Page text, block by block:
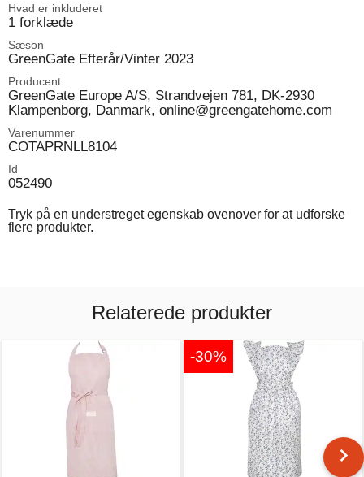
Hvad er inkluderet
1 forklæde
Sæson
GreenGate Efterår/Vinter 2023
Producent
GreenGate Europe A/S, Strandvejen 781, DK-2930
Klampenborg, Danmark, online@greengatehome.com
Varenummer
COTAPRNLL8104
Id
052490
Tryk på en understreget egenskab ovenover for at udforske
flere produkter.
Relaterede produkter
-30%